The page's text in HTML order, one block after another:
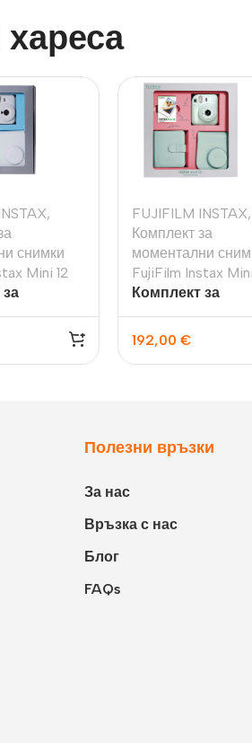
,
снимки
Mini 12
Mini 12,
FUJIFILM INSTAX,
Комплект за
моментални
FujiFilm Instax
Комплект за
FujiFilm Instax
зелен
192,00 €
Полезни връзки
За нас
Връзка с нас
Блог
FAQs